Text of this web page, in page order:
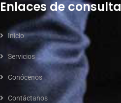
Enlaces de consulta
Inicio
Servicios
Conócenos
Contáctanos